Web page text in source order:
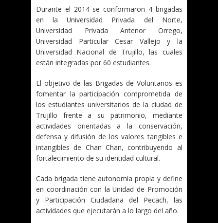
Durante el 2014 se conformaron 4 brigadas
en la Universidad Privada del Norte,
Universidad Privada Antenor Orrego,
Universidad Particular Cesar Vallejo y la
Universidad Nacional de Trujillo, las cuales
están integradas por 60 estudiantes.
El objetivo de las Brigadas de Voluntarios es
fomentar la participación comprometida de
los estudiantes universitarios de la ciudad de
Trujillo frente a su patrimonio, mediante
actividades orientadas a la conservación,
defensa y difusión de los valores tangibles e
intangibles de Chan Chan, contribuyendo al
fortalecimiento de su identidad cultural.
Cada brigada tiene autonomía propia y define
en coordinación con la Unidad de Promoción
y Participación Ciudadana del Pecach, las
actividades que ejecutarán a lo largo del año.